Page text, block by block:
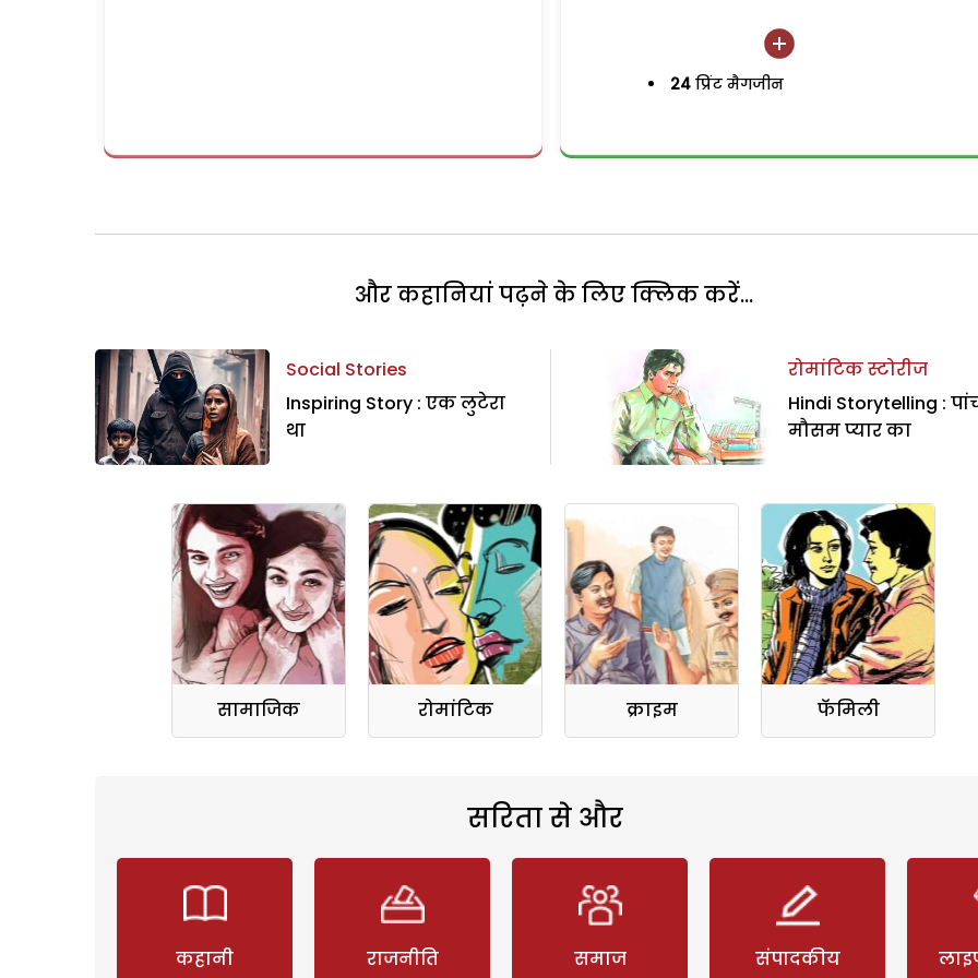
24 प्रिंट मैगजीन
और कहानियां पढ़ने के लिए क्लिक करें...
Social Stories
Inspiring Story : एक लुटेरा
था
रोमांटिक स्टोरीज
Hindi Storytelling :
मौसम प्‍यार का
सामाजिक रोमांटिक क्राइम फॅमिली
सरिता से और
कहानी राजनीति समाज संपादकीय